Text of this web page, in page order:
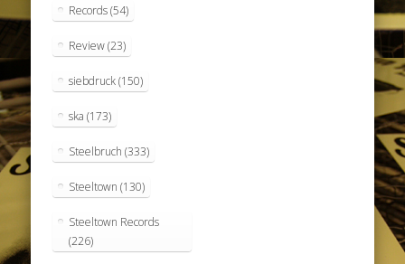
Records(54)
Review(23)
siebdruck(150)
ska (173)
Steelbruch (333)
Steeltown (130)
Steeltown Records
(226)